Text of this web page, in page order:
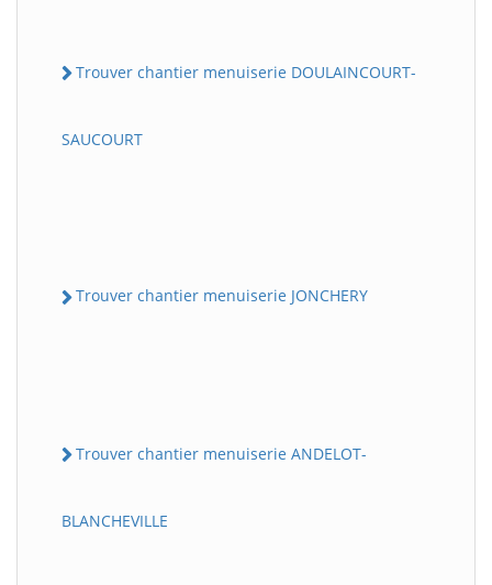
Trouver chantier menuiserie DOULAINCOURT-
SAUCOURT
Trouver chantier menuiserie JONCHERY
Trouver chantier menuiserie ANDELOT-
BLANCHEVILLE